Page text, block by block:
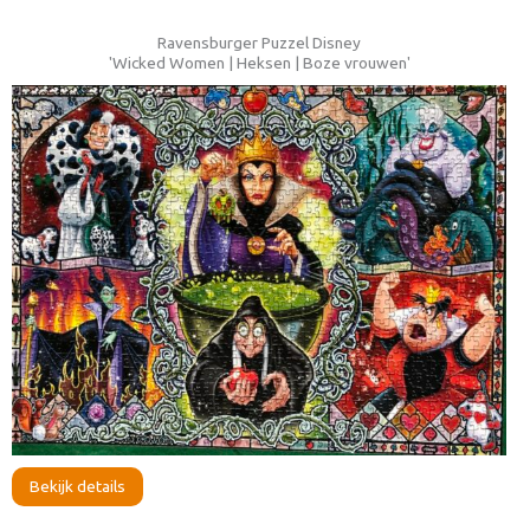
Ravensburger Puzzel Disney
'Wicked Women | Heksen | Boze vrouwen'
Bekijk details